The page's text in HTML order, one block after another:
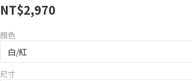
NT$2,970
顏色
尺寸